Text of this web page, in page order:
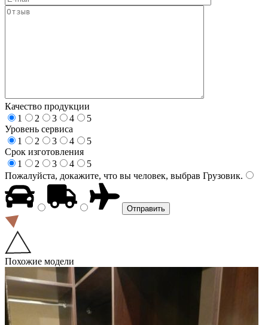
Качество продукции
1
2 3 4
5
Уровень сервиса
1
2 3 4
5
Срок изготовления
1
2 3 4
5
Пожалуйста, докажите, что вы человек, выбрав Грузовик.
Похожие модели